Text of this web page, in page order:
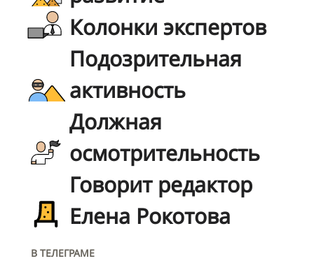
Колонки экспертов
Подозрительная
активность
Должная
осмотрительность
Говорит редактор
Елена Рокотова
В ТЕЛЕГРАМЕ